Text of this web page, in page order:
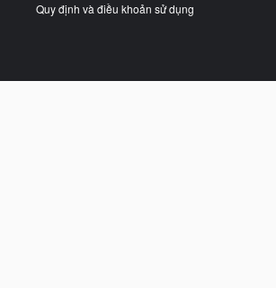
Quy định và điều khoản sử dụng